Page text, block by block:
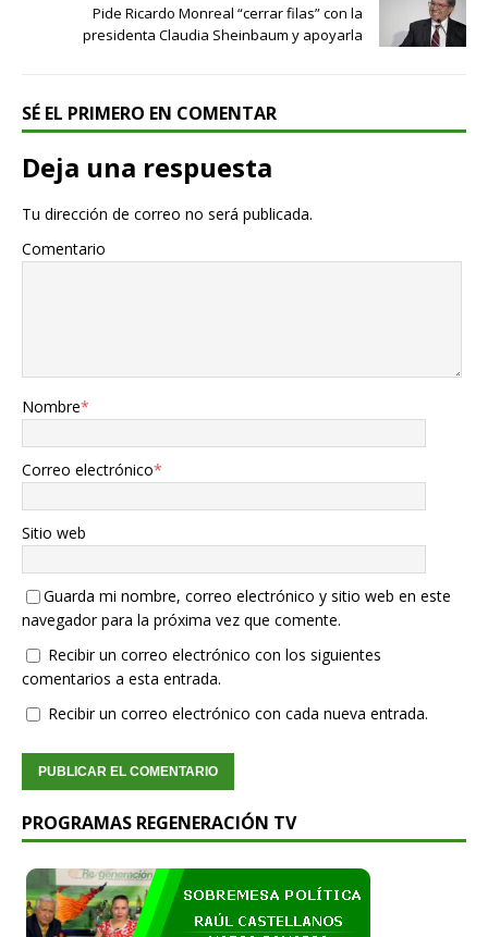
Pide Ricardo Monreal “cerrar filas” con la
presidenta Claudia Sheinbaum y apoyarla
SÉ EL PRIMERO EN COMENTAR
Deja una respuesta
Tu dirección de correo no será publicada.
Comentario
Nombre*
Correo electrónico*
Sitio web
Guarda mi nombre, correo electrónico y sitio web en este
navegador para la próxima vez que comente.
Recibir un correo electrónico con los siguientes
comentarios a esta entrada.
Recibir un correo electrónico con cada nueva entrada.
PROGRAMAS REGENERACIÓN TV